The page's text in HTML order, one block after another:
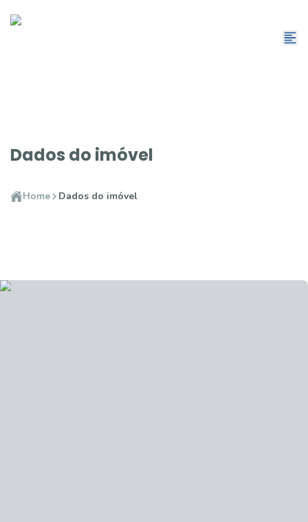
Dados do imóvel
Home Dados do imóvel